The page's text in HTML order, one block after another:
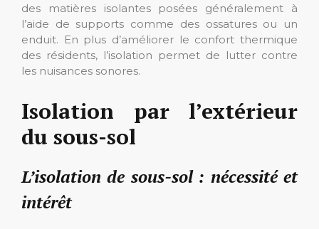
des matières isolantes posées généralement à
l’aide de supports comme des ossatures ou un
enduit. En plus d’améliorer le confort thermique
des résidents, l’isolation permet de lutter contre
les nuisances sonores.
Isolation par l’extérieur
du sous-sol
L’isolation de sous-sol : nécessité et
intérêt